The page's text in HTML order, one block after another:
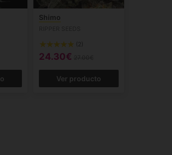
Shimo
(2)
24.30€
Ver producto